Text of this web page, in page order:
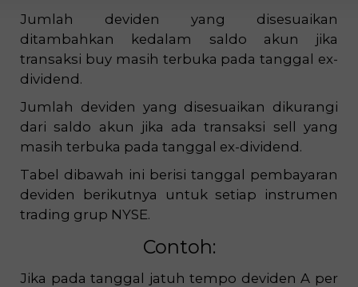
Jumlah deviden yang disesuaikan
ditambahkan kedalam saldo akun jika
transaksi buy masih terbuka pada tanggal ex-
dividend.
Jumlah deviden yang disesuaikan dikurangi
dari saldo akun jika ada transaksi sell yang
masih terbuka pada tanggal ex-dividend.
Tabel dibawah ini berisi tanggal pembayaran
deviden berikutnya untuk setiap instrumen
trading grup NYSE.
Contoh:
Jika pada tanggal jatuh tempo deviden A per